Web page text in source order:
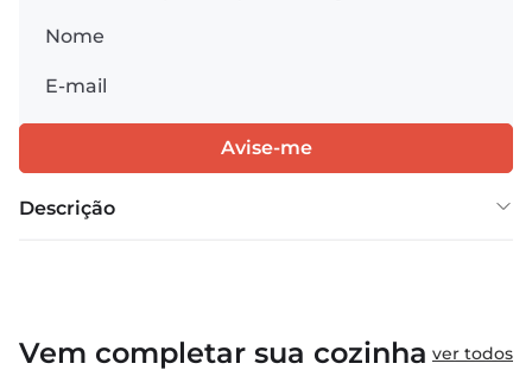
Descrição
Vem completar sua cozinha ver todos